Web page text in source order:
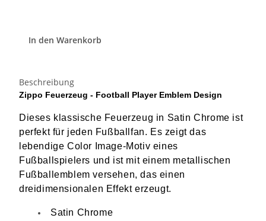
In den Warenkorb
Beschreibung
Zippo Feuerzeug - Football Player Emblem Design
Dieses klassische Feuerzeug in Satin Chrome ist
perfekt für jeden Fußballfan. Es zeigt das
lebendige Color Image-Motiv eines
Fußballspielers und ist mit einem metallischen
Fußballemblem versehen, das einen
dreidimensionalen Effekt erzeugt.
Satin Chrome